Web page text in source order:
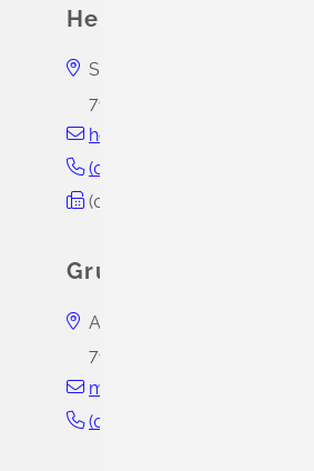
Hebelschule
Schwarzwaldstraße 9
79418
hebelschule@schliengen.de
(0
(0
Grundschule
Auggener Straße 16
79418
mauchen@hebelschule-
(0